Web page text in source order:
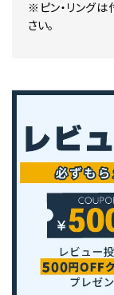
※ピン・リングは
さい。